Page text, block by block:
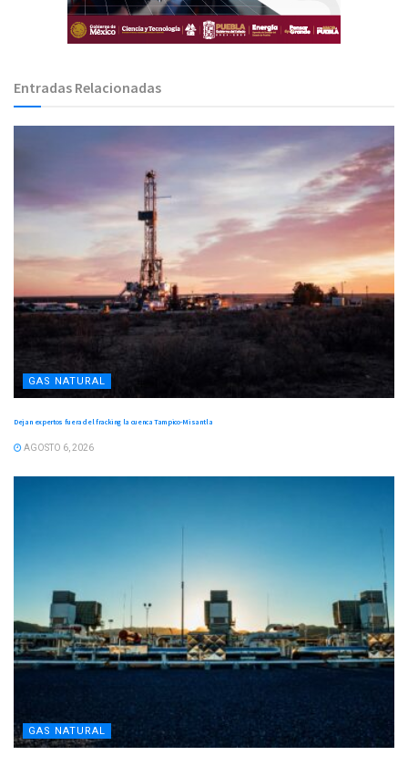
Entradas Relacionadas
GAS NATURAL
Dejan expertos fuera del fracking la cuenca Tampico-Misantla
AGOSTO 6, 2026
GAS NATURAL